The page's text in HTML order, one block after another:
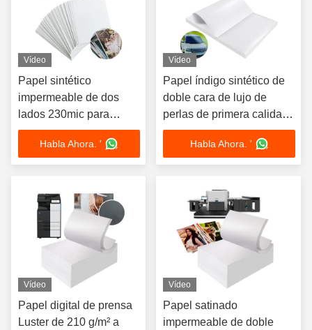
Vídeo
Papel sintético
impermeable de dos
lados 230mic para
impresoras HP Indigo -
Papel de prensa digital
de acabado mate
Habla Ahora. '
Vídeo
Papel índigo sintético de
doble cara de lujo de
perlas de primera calidad
240mic para impresión de
alta gamaHabla Ahora. '
Vídeo
Papel digital de prensa
Luster de 210 g/m² a
Vídeo
Papel satinado
impermeable de doble